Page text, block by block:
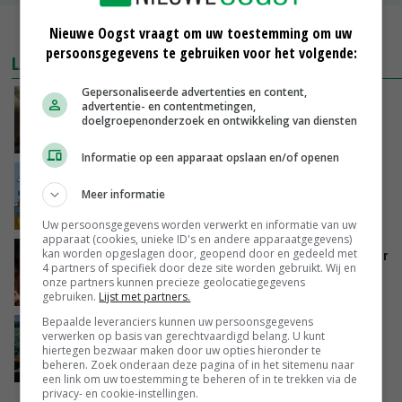
MEER MARKTPRIJZEN
LAATSTE NIEUWS
‘Samenwerking A-ware en Amalthea gaat
zorgen voor meer balans’
groot: Nederland in Europese top
Vlaamse varkensstapel krimpt, pluimveesector
groeit door schaalvergroting
GISTEREN, 15:20
‘Cijfer jezelf niet weg en doe vooral ook waar
je gelukkig van wordt’
GISTEREN, 13:31
Nieuwe Oogst vraagt om uw toestemming om uw
persoonsgegevens te gebruiken voor het volgende:
Gepersonaliseerde advertenties en content,
advertentie- en contentmetingen,
doelgroepenonderzoek en ontwikkeling van diensten
Informatie op een apparaat opslaan en/of openen
Meer informatie
Uw persoonsgegevens worden verwerkt en informatie van uw
apparaat (cookies, unieke ID's en andere apparaatgegevens)
kan worden opgeslagen door, geopend door en gedeeld met
4 partners of specifiek door deze site worden gebruikt. Wij en
onze partners kunnen precieze geolocatiegegevens
gebruiken. Lijst met partners.
Bepaalde leveranciers kunnen uw persoonsgegevens
verwerken op basis van gerechtvaardigd belang. U kunt
hiertegen bezwaar maken door uw opties hieronder te
beheren. Zoek onderaan deze pagina of in het sitemenu naar
een link om uw toestemming te beheren of in te trekken via de
privacy- en cookie-instellingen.